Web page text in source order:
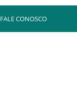
FALE CONOSCO